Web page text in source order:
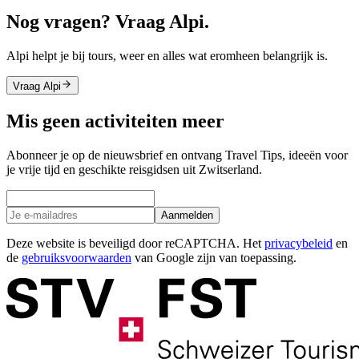
Nog vragen? Vraag Alpi.
Alpi helpt je bij tours, weer en alles wat eromheen belangrijk is.
Vraag Alpi
Mis geen activiteiten meer
Abonneer je op de nieuwsbrief en ontvang Travel Tips, ideeën voor
je vrije tijd en geschikte reisgidsen uit Zwitserland.
Aanmelden
Deze website is beveiligd door reCAPTCHA. Het privacybeleid en
de gebruiksvoorwaarden van Google zijn van toepassing.